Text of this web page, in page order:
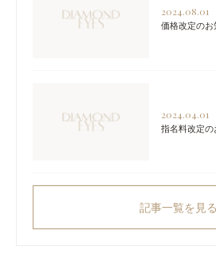
2024.08.01
価格改定のお
2024.04.01
指名料改定の
記事一覧を見る